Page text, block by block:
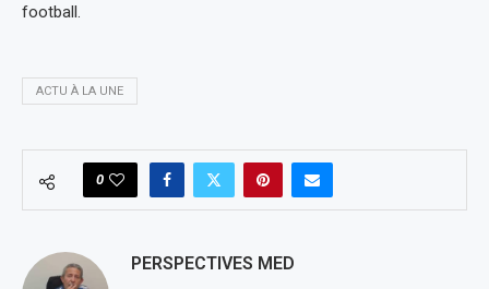
football.
ACTU À LA UNE
0
PERSPECTIVES MED